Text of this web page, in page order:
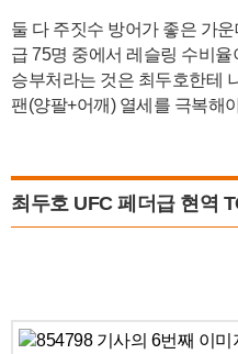
둘 다 주짓수 방어가 좋은 가
급 75명 중에서 레슬링 수비율
승부처라는 것은 최두호한테
팬(양팔+어깨) 열세를 극복해
최두호 UFC 페더급 현역